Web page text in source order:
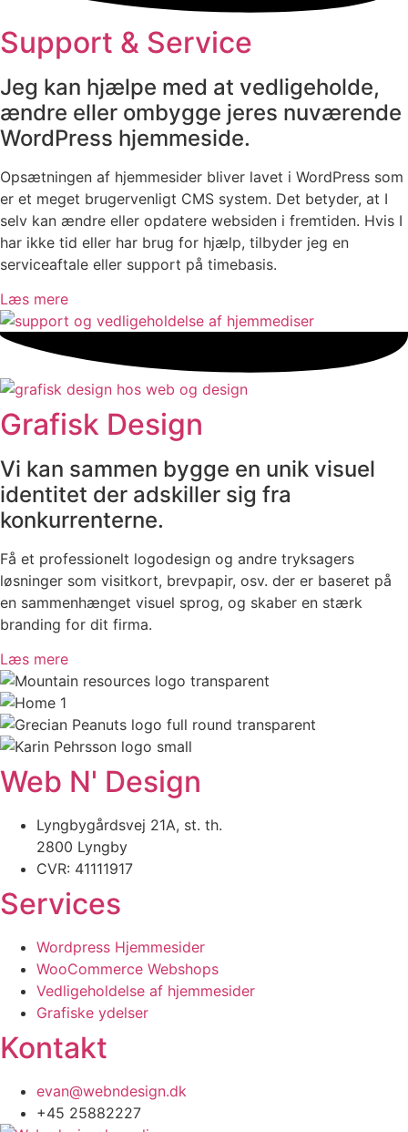
Support & Service
Jeg kan hjælpe med at vedligeholde,
ændre eller ombygge jeres nuværende
WordPress hjemmeside.
Opsætningen af hjemmesider bliver lavet i WordPress som
er et meget brugervenligt CMS system. Det betyder, at I
selv kan ændre eller opdatere websiden i fremtiden. Hvis I
har ikke tid eller har brug for hjælp, tilbyder jeg en
serviceaftale eller support på timebasis.
Læs mere
Grafisk Design
Vi kan sammen bygge en unik visuel
identitet der adskiller sig fra
konkurrenterne.
Få et professionelt logodesign og andre tryksagers
løsninger som visitkort, brevpapir, osv. der er baseret på
en sammenhænget visuel sprog, og skaber en stærk
branding for dit firma.
Læs mere
Web N' Design
Lyngbygårdsvej 21A, st. th.
2800 Lyngby
CVR: 41111917
Services
Wordpress Hjemmesider
WooCommerce Webshops
Vedligeholdelse af hjemmesider
Grafiske ydelser
Kontakt
evan@webndesign.dk
+45 25882227